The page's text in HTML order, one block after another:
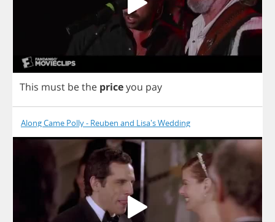
This must bethe priceyou pay
Along Came Polly - Reuben and Lisa's Wedding